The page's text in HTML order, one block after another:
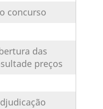
concurso
das
preços